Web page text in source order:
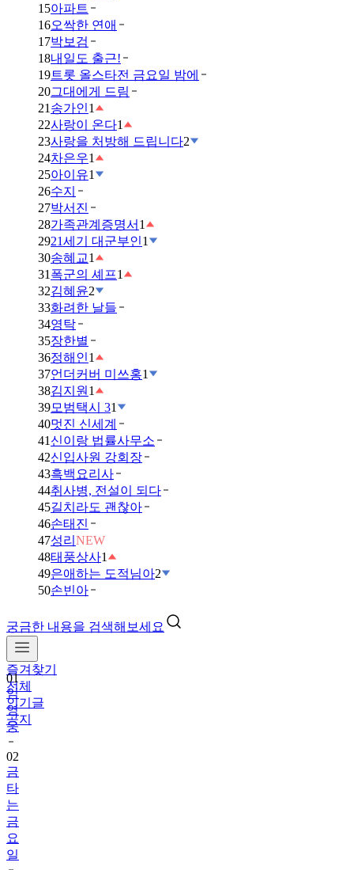
15아파트
16오싹한 연애
17박보검
18내일도 출근!
19트롯 올스타전 금요일 밤에
20그대에게 드림
21 송가인1
22사랑이 온다1
23사랑을 처방해 드립니다2
24차은우1
25아이유1
26수지
27박서진
28가족관계증명서 1
2921세기 대군부인1
30송혜교1
31 폭군의 셰프1
32김혜윤2
33화려한 날들
34영탁
35장한별
36정해인1
37언더커버 미쓰홍1
38김지원 1
39모범택시 31
40멋진 신세계
41 신이랑 법률사무소
42신입사원 강회장
43흑백요리사
44취사병, 전설이 되다
45길치라도 괜찮아
46손태진
47성리 NEW
48태풍상사1
49은애하는 도적님아2
50손빈아
궁금한 내용을 검색해보세요
즐겨찾기
전체
인기글
공지
01
임
영
웅
02
금
타
는
금
요
일